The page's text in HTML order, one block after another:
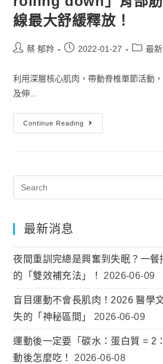
線最大舒緩釋放！
蔡 郁羚 2022-01-27 最
利用深層核心肌肉，帶動脊椎單節活動
及伸...
Continue Reading
最新消息
夜間重訓完總是興奮到失眠？一
的「雙效補充法」！
2026-06-09
盲目運動不會長肌肉！2026 醫學
失的「神秘區間」
2026-06-09
運動後一定要「碳水：蛋白質 = 2
動後怎麼吃！
2026-06-08